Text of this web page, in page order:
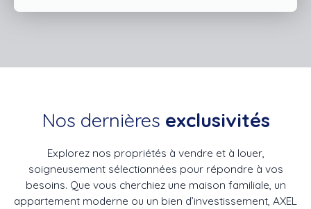
Nos dernières exclusivités
Explorez nos propriétés à vendre et à louer,
soigneusement sélectionnées pour répondre à vos
besoins. Que vous cherchiez une maison familiale, un
appartement moderne ou un bien d’investissement, AXEL